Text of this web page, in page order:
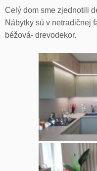
Celý dom sme zjednotili
Nábytky sú v netradičnej
béžová- drevodekor.